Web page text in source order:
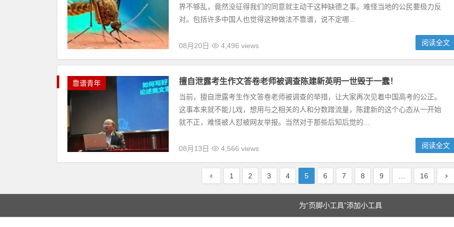
界不够乱，竟然没征得我们的同意就主动干这种缺德之事。难怪当地的公民要极力反
对。包括许多中国人也觉得这种做法不靠谱，说不定哪...
08月20日 4,496 views 阅读全文
靠谱青年 擅自泄露考生作文答卷老师被调查陈建新英明一世毁于一蠢！
当前，擅自泄露考生作文答卷老师被调查的举措，让大家再次见着中国高考的公正。
这事本来就不能儿戏，想用与之相关的人和分数蹭流量，陈建新的这个心态从一开始
就不正，难怪被人怼被网友举报。当然对于那些后知后觉的...
08月13日 4,566 views 阅读全文
1 2 3 4 5 6 7 8 9 16
为“页脚小工具”添加小工具